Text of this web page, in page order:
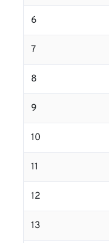
6
7
8
9
10
11
12
13